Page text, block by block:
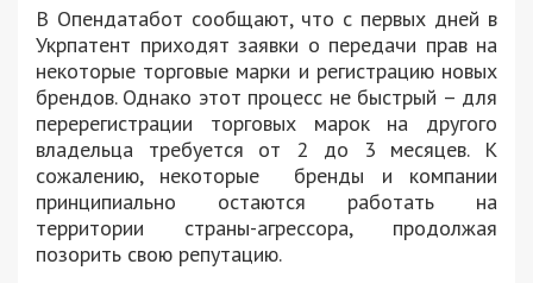
В Опендатабот сообщают, что с первых дней в
Укрпатент приходят заявки о передачи прав на
некоторые торговые марки и регистрацию новых
брендов. Однако этот процесс не быстрый – для
перерегистрации торговых марок на другого
владельца требуется от 2 до 3 месяцев. К
сожалению, некоторые бренды и компании
принципиально остаются работать на
территории страны-агрессора, продолжая
позорить свою репутацию.